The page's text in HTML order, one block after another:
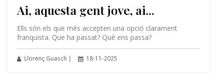
Ai, aquesta gent jove, ai...
Ells són els que més accepten una opció clarament
franquista. Que ha passat? Què ens passa?
Llorenç Guasch | 18-11-2025